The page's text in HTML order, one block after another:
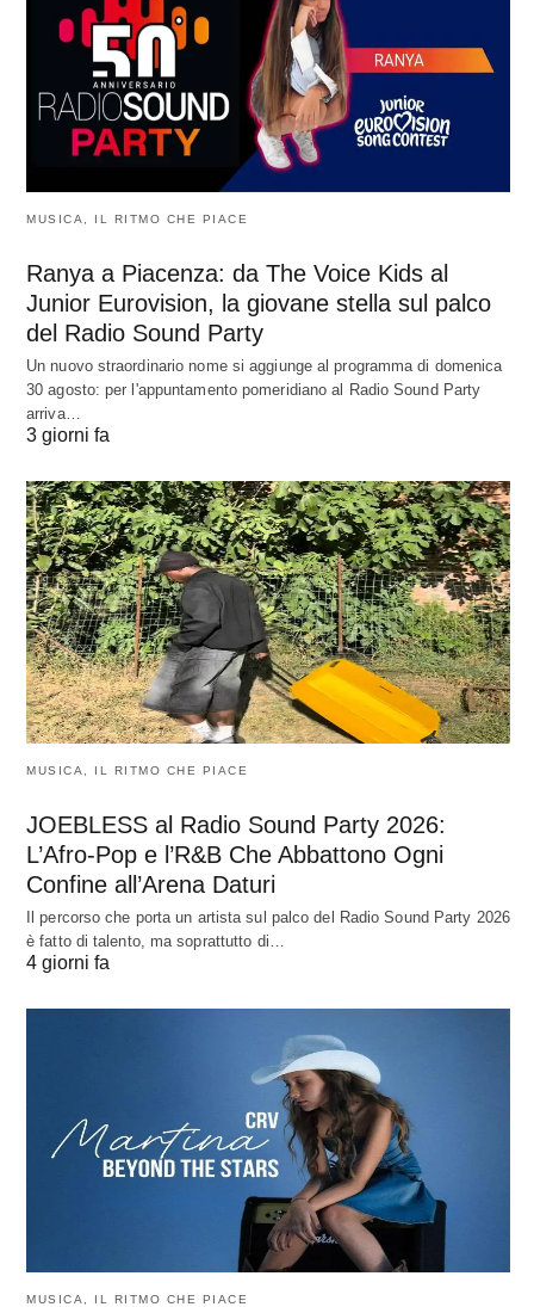
MUSICA, IL RITMO CHE PIACE
Ranya a Piacenza: da The Voice Kids al
Junior Eurovision, la giovane stella sul palco
del Radio Sound Party
Un nuovo straordinario nome si aggiunge al programma di domenica
30 agosto: per l'appuntamento pomeridiano al Radio Sound Party
arriva…
3 giorni fa
MUSICA, IL RITMO CHE PIACE
JOEBLESS al Radio Sound Party 2026:
L’Afro-Pop e l’R&B Che Abbattono Ogni
Confine all’Arena Daturi
Il percorso che porta un artista sul palco del Radio Sound Party 2026
è fatto di talento, ma soprattutto di…
4 giorni fa
MUSICA, IL RITMO CHE PIACE